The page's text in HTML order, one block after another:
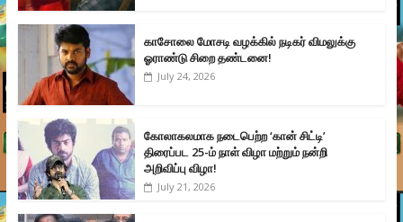
காசோலை மோசடி வழக்கில் நடிகர் விமலுக்கு
ஓராண்டு சிறை தண்டனை!
July 24, 2026
கோலாகலமாக நடைபெற்ற ‘கான் சிட்டி’
திரைப்பட 25-ம் நாள் விழா மற்றும் நன்றி
அறிவிப்பு விழா!
July 21, 2026